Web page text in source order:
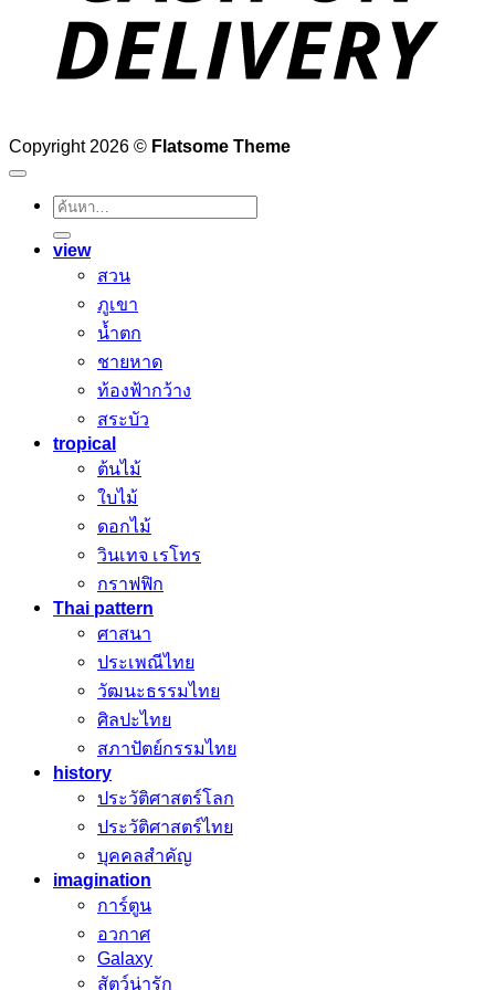
Copyright 2026 © Flatsome Theme
ค้นหา:
view
สวน
ภูเขา
น้ำตก
ชายหาด
ท้องฟ้ากว้าง
สระบัว
tropical
ต้นไม้
ใบไม้
ดอกไม้
วินเทจ เรโทร
กราฟฟิก
Thai pattern
ศาสนา
ประเพณีไทย
วัฒนะธรรมไทย
ศิลปะไทย
สภาปัตย์กรรมไทย
history
ประวัติศาสตร์โลก
ประวัติศาสตร์ไทย
บุคคลสำคัญ
imagination
การ์ตูน
อวกาศ
Galaxy
สัตว์น่ารัก